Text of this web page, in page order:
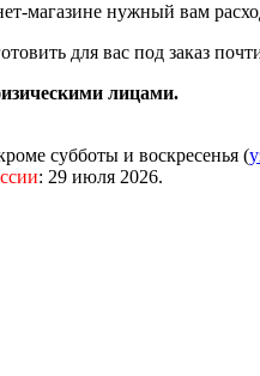
магазине нужный вам
для вас под заказ
лицами.
субботы и воскресенья (
: 29 июля 2026.